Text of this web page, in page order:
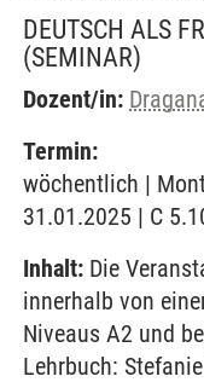
DEUTSCH ALS
(SEMINAR)
Dozent/in:
Termin:
wöchentlich |
31.01.2025 | C
Inhalt: Die
innerhalb von
Niveaus A2 und
Lehrbuch: